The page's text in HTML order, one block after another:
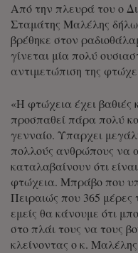
Από την πλευρά του ο
Σταμάτης Μαλέλης
βρέθηκε στον
γίνεται μία πολύ
αντιμετώπιση της
«Η φτώχεια έχει βαθιές
προσπαθεί πάρα πολύ
γενναίο. Υπαρχει
πολλούς ανθρώπους να
καταλαβαίνουν ότι
φτώχεια. Μπράβο που
Πειραιώς που 365 μέρες
εμείς θα κάνουμε ότι
στο πλάι τους να τους
κλείνοντας ο κ.